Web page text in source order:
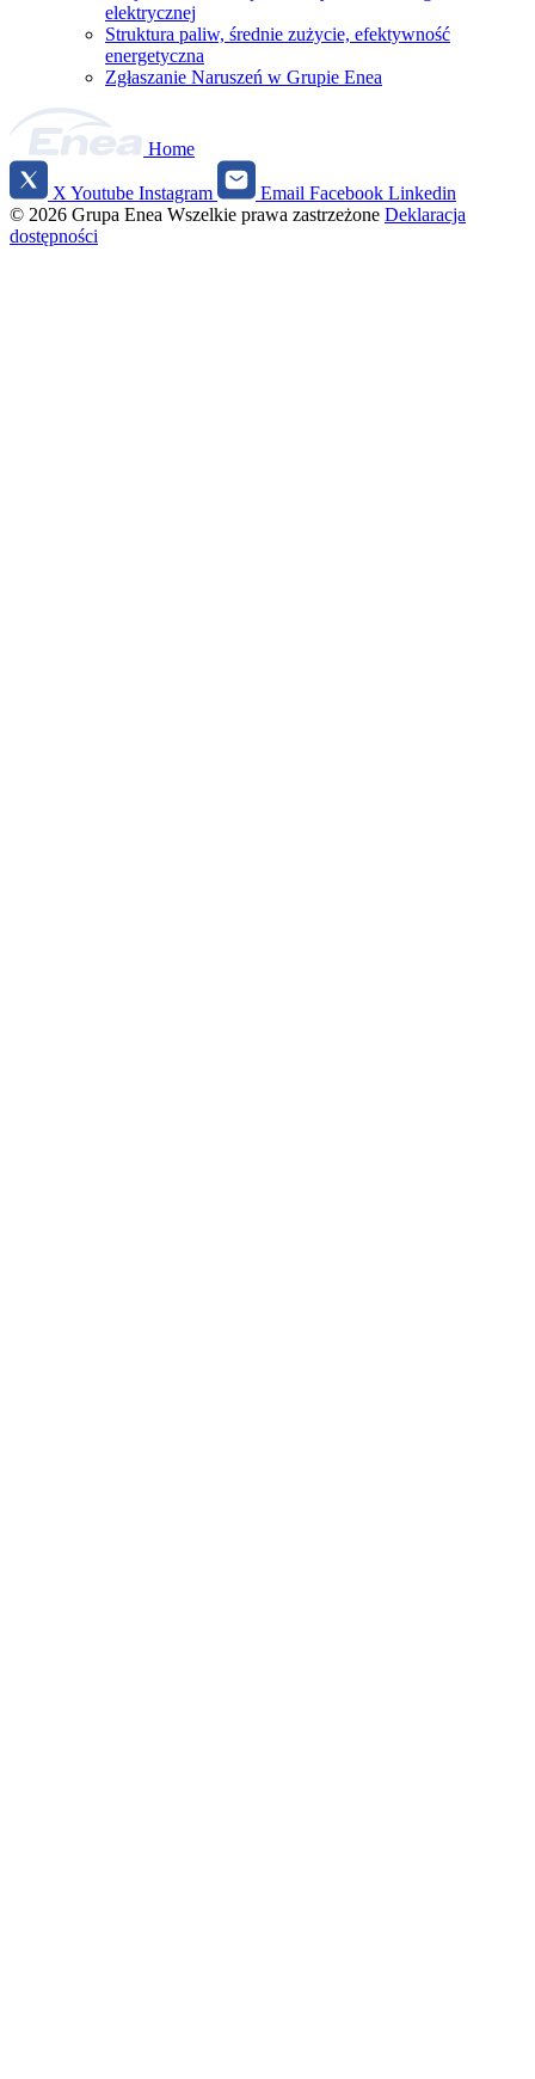
elektrycznej
Struktura paliw, średnie zużycie, efektywność
energetyczna
Zgłaszanie Naruszeń w Grupie Enea
Home
Social
media
X Youtube Instagram Email Facebook Linkedin
© 2026 Grupa Enea Wszelkie prawa zastrzeżone Deklaracja
dostępności